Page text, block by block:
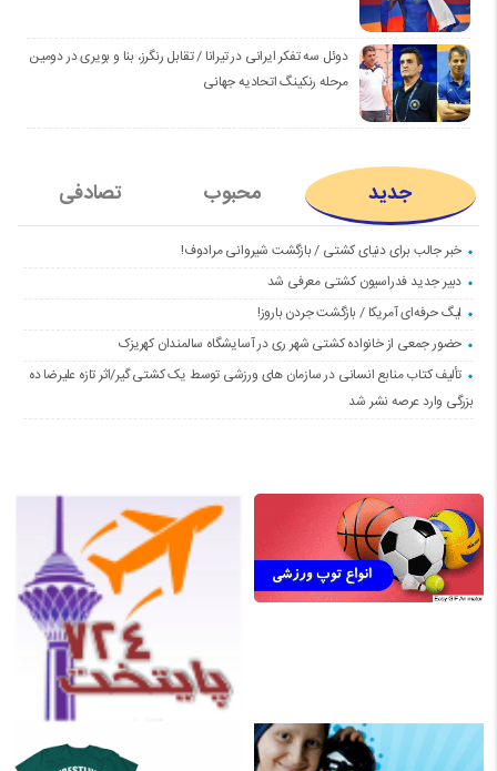
دوئل سه تفکر ایرانی در تیرانا / تقابل رنگرز، بنا و بویری در دومین
مرحله رنکینگ اتحادیه جهانی
جدید محبوب تصادفی
خبر جالب برای دنیای کشتی / بازگشت شیروانی مرادوف!
دبیر جدید فدراسیون کشتی معرفی شد
لیگ حرفه‌ای آمریکا / بازگشت جردن باروز!
حضور جمعی از خانواده کشتی شهر ری در آسایشگاه سالمندان کهریزک
تألیف کتاب منابع انسانی در سازمان های ورزشی توسط یک کشتی گیر/اثر تازه علیرضا ده
بزرگی وارد عرصه نشر شد